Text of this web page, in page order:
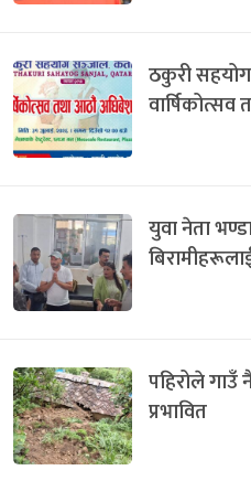
ठकुरी
युवा नेता
पहिरोले गाउँ
प्रभावित